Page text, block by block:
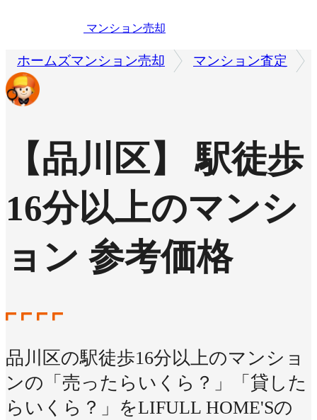
マンション売却
ホームズマンション売却 マンション査定
【品川区】 駅徒歩
16分以上のマンシ
ョン 参考価格
品川区の駅徒歩16分以上のマンショ
ンの「売ったらいくら？」「貸した
らいくら？」をLIFULL HOME'Sの